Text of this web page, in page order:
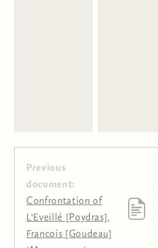
Previous
document:
Confrontation of
L'Eveillé [Poydras],
Francois [Goudeau]